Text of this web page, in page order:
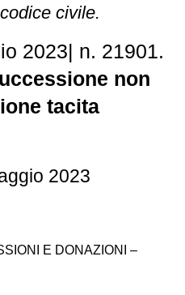
civile.
2023| n. 21901.
non
tacita
2023
E DONAZIONI –